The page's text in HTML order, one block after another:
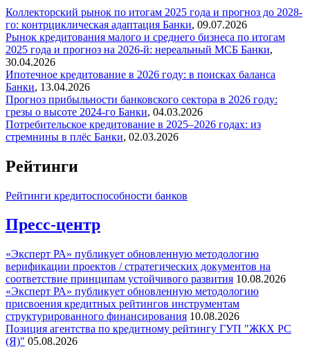
Коллекторский рынок по итогам 2025 года и прогноз до 2028-
го: контрциклическая адаптация Банки, 09.07.2026
Рынок кредитования малого и среднего бизнеса по итогам
2025 года и прогноз на 2026-й: нереальный МСБ Банки,
30.04.2026
Ипотечное кредитование в 2026 году: в поисках баланса
Банки, 13.04.2026
Прогноз прибыльности банковского сектора в 2026 году:
грезы о высоте 2024-го Банки, 04.03.2026
Потребительское кредитование в 2025–2026 годах: из
стремнины в плёс Банки, 02.03.2026
Рейтинги
Рейтинги кредитоспособности банков
Пресс-центр
«Эксперт РА» публикует обновленную методологию
верификации проектов / стратегических документов на
соответствие принципам устойчивого развития 10.08.2026
«Эксперт РА» публикует обновленную методологию
присвоения кредитных рейтингов инструментам
структурированного финансирования 10.08.2026
Позиция агентства по кредитному рейтингу ГУП "ЖКХ РС
(Я)" 05.08.2026